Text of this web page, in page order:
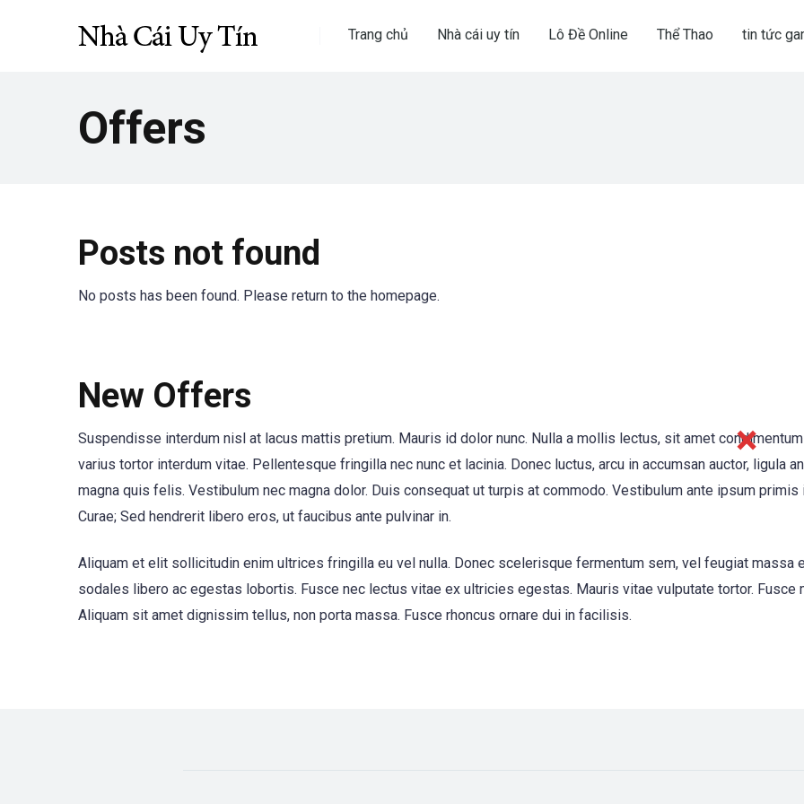
Trang chủ Nhà cái uy tín Lô Đề Online Thể Thao tin tức
Offers
Posts not found
No posts has been found. Please return to the homepage.
New Offers
Suspendisse interdum nisl at lacus mattis pretium. Mauris id dolor nunc. Nulla a mollis lectus, sit amet
varius tortor interdum vitae. Pellentesque fringilla nec nunc et lacinia. Donec luctus, arcu in accumsan auctor, ligula
magna quis felis. Vestibulum nec magna dolor. Duis consequat ut turpis at commodo. Vestibulum ante ipsum
Curae; Sed hendrerit libero eros, ut faucibus ante pulvinar in.
Aliquam et elit sollicitudin enim ultrices fringilla eu vel nulla. Donec scelerisque fermentum sem, vel feugiat
sodales libero ac egestas lobortis. Fusce nec lectus vitae ex ultricies egestas. Mauris vitae vulputate tortor. Fusce
Aliquam sit amet dignissim tellus, non porta massa. Fusce rhoncus ornare dui in facilisis.